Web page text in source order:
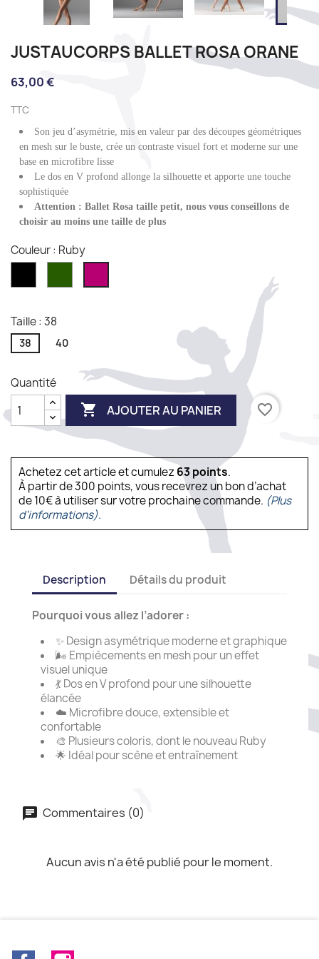
JUSTAUCORPS BALLET ROSA ORANE
63,00 €
TTC
Son jeu d’asymétrie, mis en valeur par des découpes géométriques
en mesh sur le buste, crée un contraste visuel fort et moderne sur une
base en microfibre lisse
Le dos en V profond allonge la silhouette et apporte une touche
sophistiquée
Attention : Ballet Rosa taille petit, nous vous conseillons de
choisir au moins une taille de plus
Couleur : Ruby
Taille : 38
38 40
Quantité
 AJOUTER AU PANIER favorite_border
Achetez cet article et cumulez 63 points.
À partir de 300 points, vous recevrez un bon d’achat
de 10€ à utiliser sur votre prochaine commande. (Plus
d'informations).
Description Détails du produit
Pourquoi vous allez l’adorer :
✨ Design asymétrique moderne et graphique
🌬️ Empiècements en mesh pour un effet
visuel unique
💃 Dos en V profond pour une silhouette
élancée
☁️ Microfibre douce, extensible et
confortable
🎨 Plusieurs coloris, dont le nouveau Ruby
🌟 Idéal pour scène et entraînement
Commentaires (0)
Aucun avis n'a été publié pour le moment.